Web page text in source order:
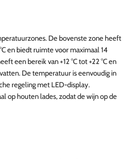
De bovenste zone heeft
en biedt ruimte voor maximaal 14
een bereik van +12 °C tot +22 °C en
De temperatuur is eenvoudig in
regeling met LED-display.
op houten lades, zodat de wijn op de